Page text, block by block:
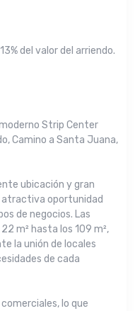
del valor del arriendo.
Strip Center
Camino a Santa Juana,
ubicación y gran
oportunidad
de negocios. Las
m² hasta los 109 m²,
la unión de locales
de cada
lo que